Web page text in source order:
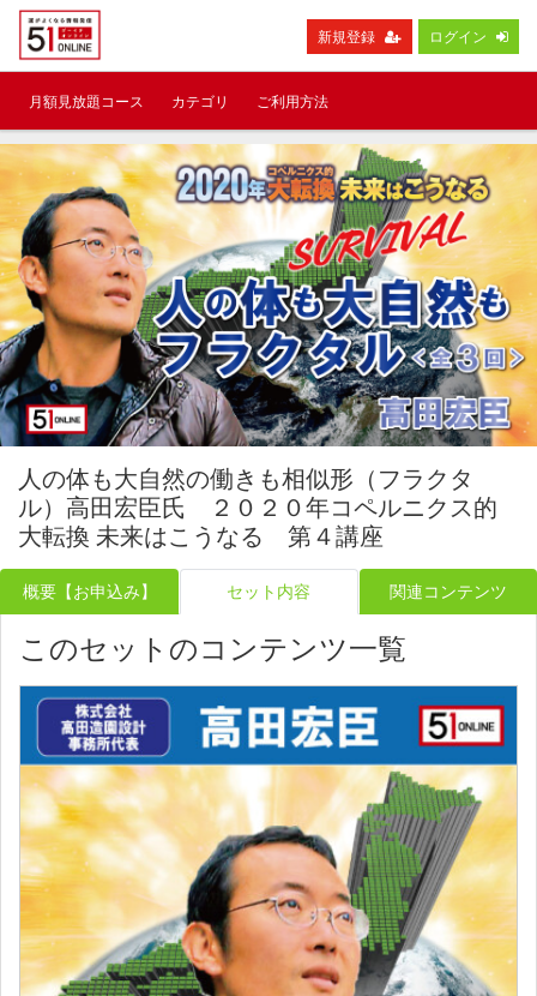
新規登録 ログイン
月額見放題コース カテゴリ ご利用方法
人の体も大自然の働きも相似形（フラクタ
ル）高田宏臣氏 ２０２０年コペルニクス的
大転換 未来はこうなる 第４講座
概要【お申込み】 セット内容 関連コンテンツ
このセットのコンテンツ一覧